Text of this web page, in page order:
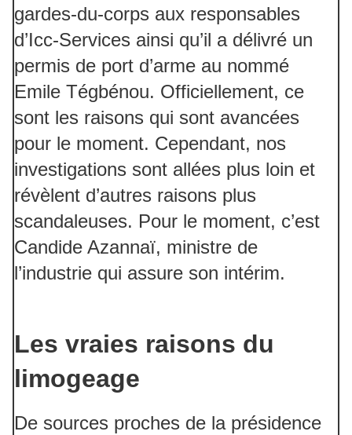
gardes-du-corps aux responsables
d’Icc-Services ainsi qu’il a délivré un
permis de port d’arme au nommé
Emile Tégbénou. Officiellement, ce
sont les raisons qui sont avancées
pour le moment. Cependant, nos
investigations sont allées plus loin et
révèlent d’autres raisons plus
scandaleuses. Pour le moment, c’est
Candide Azannaï, ministre de
l’industrie qui assure son intérim.
Les vraies raisons du
limogeage
De sources proches de la présidence